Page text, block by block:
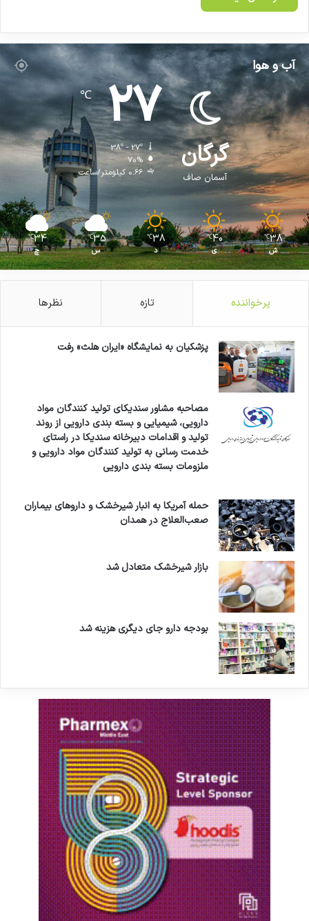
آب و هوا
گرگان
آسمان صاف
27
℃
38º - 27º
70%
0.66 کیلومتر/ساعت
38
℃
ش
40
℃
ی
38
℃
د
35
℃
س
34
℃
چ
پرخواننده تازه نظرها
پزشکیان به نمایشگاه «ایران هلث» رفت
مصاحبه مشاور سندیکای تولید کنندگان مواد
دارویی، شیمیایی و بسته بندی دارویی از روند
تولید و اقدامات دبیرخانه سندیکا در راستای
خدمت رسانی به تولید کنندگان مواد دارویی و
ملزومات بسته بندی دارویی
حمله آمریکا به انبار شیرخشک و داروهای بیماران
صعب‌العلاج در همدان
بازار شیرخشک متعادل شد
بودجه دارو جای دیگری هزینه شد